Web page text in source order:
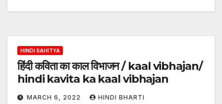
HINDI SAHITYA
हिंदी कविता का काल विभाजन / kaal vibhajan/
hindi kavita ka kaal vibhajan
MARCH 6, 2022 HINDI BHARTI